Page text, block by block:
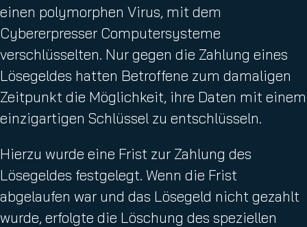
einen polymorphen Virus, mit dem
Cybererpresser Computersysteme
verschlüsselten. Nur gegen die Zahlung eines
Lösegeldes hatten Betroffene zum damaligen
Zeitpunkt die Möglichkeit, ihre Daten mit einem
einzigartigen Schlüssel zu entschlüsseln.
Hierzu wurde eine Frist zur Zahlung des
Lösegeldes festgelegt. Wenn die Frist
abgelaufen war und das Lösegeld nicht gezahlt
wurde, erfolgte die Löschung des speziellen